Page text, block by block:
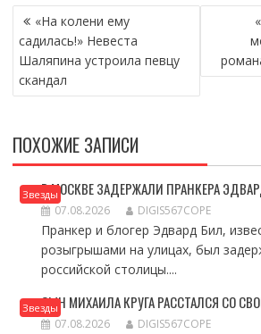
НАВИГАЦИЯ
ПО
ЗАПИСЯМ
«На колени ему
садилась!» Невеста
Шаляпина устроила певцу
скандал
ПОХОЖИЕ ЗАПИСИ
ЗвездыВ МОСКВЕ ЗАДЕРЖАЛИ ПРАНКЕРА
07.08.2026 DIGIS567COPE
Пранкер и блогер Эдвард Бил,
розыгрышами на улицах, был
российской столицы....
ЗвездыСЫН МИХАИЛА КРУГА РАССТАЛСЯ СО
07.08.2026 DIGIS567COPE